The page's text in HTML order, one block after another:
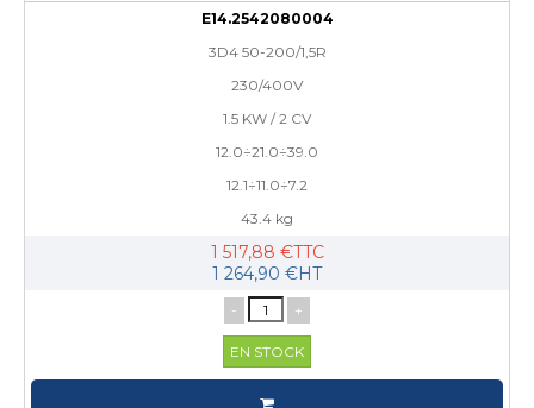
E14.2542080004
3D4 50-200/1,5R
230/400V
1.5 KW / 2 CV
12.0÷21.0÷39.0
12.1÷11.0÷7.2
43.4 kg
1 517,88 €TTC
1 264,90 €HT
- +
EN STOCK